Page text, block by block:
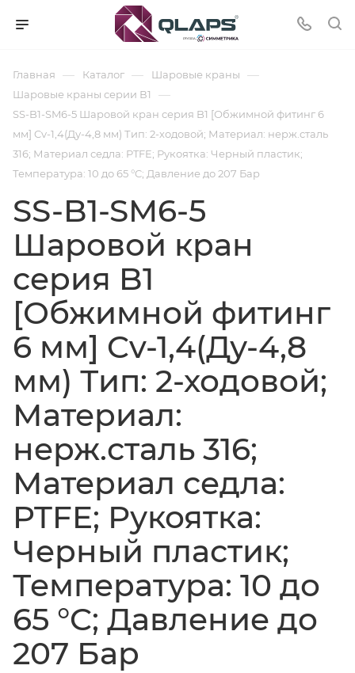
Главная — Каталог — Шаровые краны —
Шаровые краны серии В1 —
SS-B1-SM6-5 Шаровой кран серия B1 [Обжимной фитинг 6
мм] Cv-1,4(Ду-4,8 мм) Тип: 2-ходовой; Материал: нерж.сталь
316; Материал седла: PTFE; Рукоятка: Черный пластик;
Температура: 10 до 65 °C; Давление до 207 Бар
SS-B1-SM6-5
Шаровой кран
серия B1
[Обжимной фитинг
6 мм] Cv-1,4(Ду-4,8
мм) Тип: 2-ходовой;
Материал:
нерж.сталь 316;
Материал седла:
PTFE; Рукоятка:
Черный пластик;
Температура: 10 до
65 °C; Давление до
207 Бар